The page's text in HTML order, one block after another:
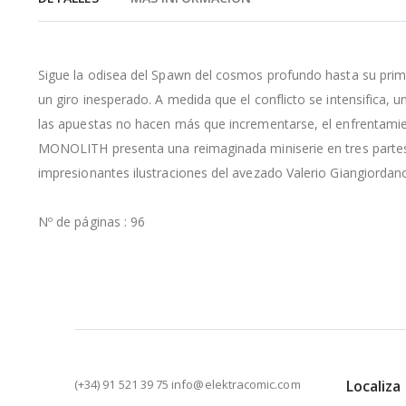
la
imágenes
Sigue la odisea del Spawn del cosmos profundo hasta su
un giro inesperado. A medida que el conflicto se intensifica,
las apuestas no hacen más que incrementarse, el
MONOLITH presenta una reimaginada miniserie en tres
impresionantes ilustraciones del avezado Valerio
Nº de páginas : 96
(+34) 91 521 39 75 info@elektracomic.com